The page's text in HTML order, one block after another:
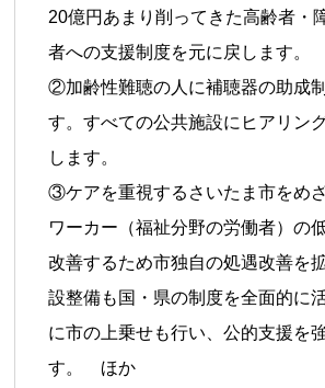
20億円あまり削ってきた高齢者・
者への支援制度を元に戻します。
②加齢性難聴の人に補聴器の助成
す。すべての公共施設にヒアリン
します。
③ケアを重視するさいたま市をめ
ワーカー（福祉分野の労働者）の
改善するため市独自の処遇改善を
設整備も国・県の制度を全面的に
に市の上乗せも行い、公的支援を
す。 ほか